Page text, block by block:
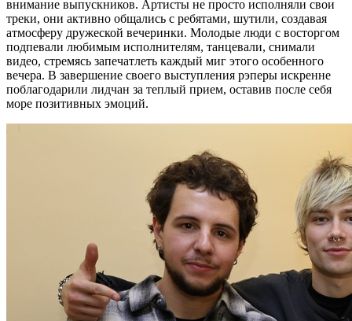
внимание выпускников. Артисты не просто исполняли свои
треки, они активно общались с ребятами, шутили, создавая
атмосферу дружеской вечеринки. Молодые люди с восторгом
подпевали любимым исполнителям, танцевали, снимали
видео, стремясь запечатлеть каждый миг этого особенного
вечера. В завершение своего выступления рэперы искренне
поблагодарили лидчан за теплый прием, оставив после себя
море позитивных эмоций.